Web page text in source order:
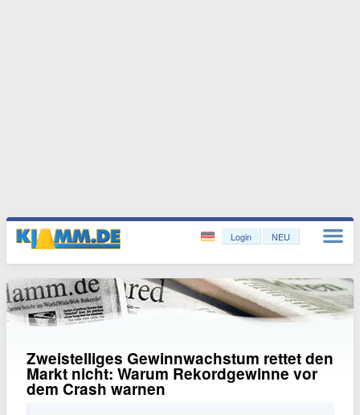
Login NEU
Zweistelliges Gewinnwachstum rettet den
Markt nicht: Warum Rekordgewinne vor
dem Crash warnen